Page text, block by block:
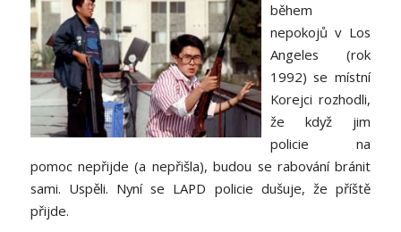
během
nepokojů v Los
Angeles (rok
1992) se místní
Korejci rozhodli,
že když jim
policie na
pomoc nepřijde (a nepřišla), budou se rabování bránit
sami. Uspěli. Nyní se LAPD policie dušuje, že příště
přijde.